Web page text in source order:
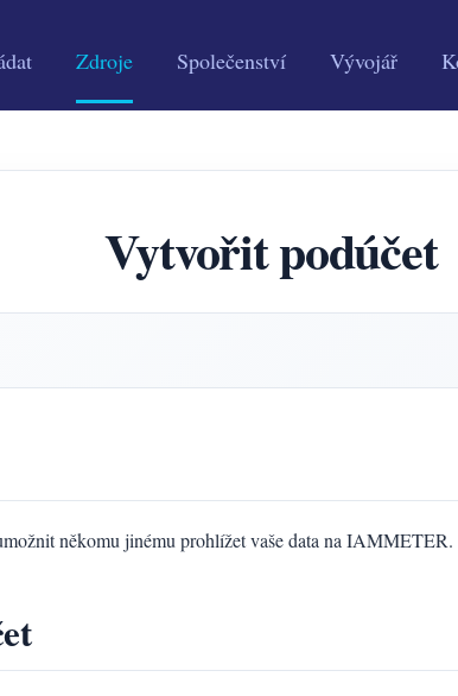
Zdroje Společenství Vývojář
Vytvořit podúčet
někomu jinému prohlížet vaše data na IAMMETER.